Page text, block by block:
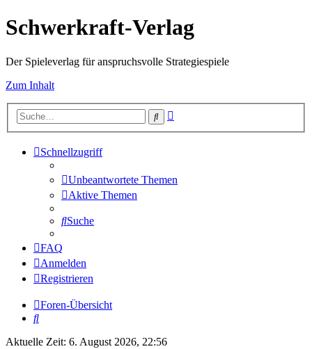
Schwerkraft-Verlag
Der Spieleverlag für anspruchsvolle Strategiespiele
Zum Inhalt
Suche
Schnellzugriff
Unbeantwortete Themen
Aktive Themen
Suche
FAQ
Anmelden
Registrieren
Foren-Übersicht
Suche
Aktuelle Zeit: 6. August 2026, 22:56